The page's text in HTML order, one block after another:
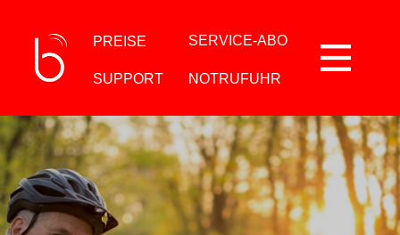
Sturzerkennung
Energiesparmodus
Notrufzentrale
Serviceportal
PREISE
SUPPORT NOTRUFUHR
SERVICE-ABO